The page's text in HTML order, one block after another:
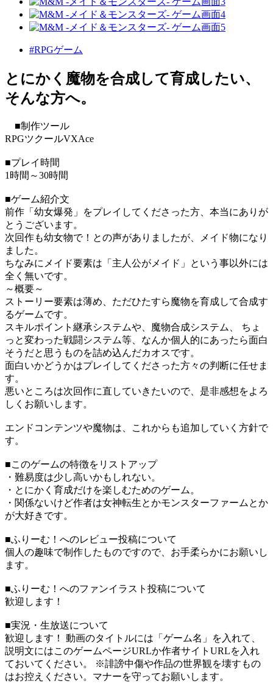
#RPGゲーム
とにかく魔物を合成して育成したい、
そんな方へ。
■制作ツール
RPGツクールVXAce
■プレイ時間
1時間～30時間
■ゲーム紹介文
前作「幼女爆発」をプレイしてくださった方、本当にありが
とうございます。
次回作も幼女物で！との声がありましたが、メイド物になり
ました。
ちなみにメイド要素は「主人公がメイド」という事以外には
全く無いです。
～概要～
ストーリー要素は薄め、ただひたすら魔物を育成して合成す
るゲームです。
スキルポイント継承システムや、魔物合成システム、 ちょ
っと変わった戦闘システム等、なんか個人的にあったら面白
そうだと思うものを詰め込んだカオスです。
面白いかどうかはプレイしてくださった方々の判断に任せま
す。
悪いところは次回作に直していきたいので、是非感想をよろ
しくお願いします。
エンドコンテンツや魔物は、これからも追加していく方針で
す。
■このゲームの特徴をリストアップ
・難易度は少し高いかもしれない。
・とにかく育成だけを楽しむためのゲーム。
・関係ないけど作者は女神転生とかモンスターファームとか
が大好きです。
■ふりーむ！へのレビュー投稿について
個人の趣味で制作したものですので、お手柔らかにお願いし
ます。
■ふりーむ！へのファンイラスト投稿について
歓迎します！
■実況・生放送について
歓迎します！ 動画のタイトルには「ゲーム名」を入れて、
説明文にはこのゲームページURLか作者サイトURLを入れ
ておいてください。 ※誹謗中傷や作品の世界観を壊すもの
はお控えください。マナーを守ってお願いします。